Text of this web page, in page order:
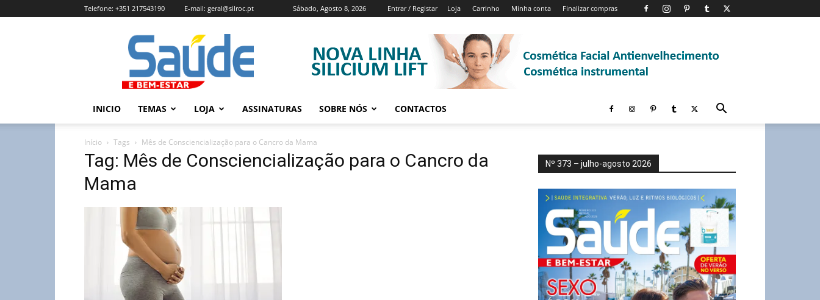
Sábado, Agosto 8, 2026 Entrar / Registar Loja Carrinho Minha conta Finalizar compras
Telefone: +351 217543190 E-mail: geral@silroc.pt
Revista
Saúde
e
Bem
Estar
Edição
INICIO TEMAS LOJA ASSINATURAS SOBRE NÓS CONTACTOS
Início Tags Mês de Consciencialização para o Cancro da Mama
Tag: Mês de Consciencialização para o Cancro da
Mama
Nº 373 – julho-agosto 2026